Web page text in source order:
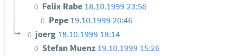
0 Felix Rabe 18.10.1999 23:56
0 Pepe 19.10.1999 20:46
0 joerg 18.10.1999 18:14
0 Stefan Muenz 19.10.1999 15:26